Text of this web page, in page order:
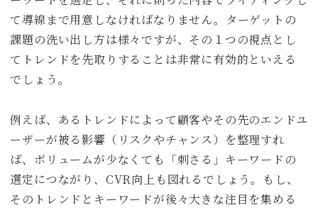
て導線まで用意しなければなりません。ターゲットの
課題の洗い出し方は様々ですが、その１つの視点とし
てトレンドを先取りすることは非常に有効的といえる
でしょう。
例えば、あるトレンドによって顧客やその先のエンドユ
ーザーが被る影響（リスクやチャンス）を整理すれ
ば、ボリュームが少なくても「刺さる」キーワードの
選定につながり、CVR向上も図れるでしょう。もし、
そのトレンドとキーワードが後々大きな注目を集める